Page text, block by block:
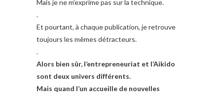
Mais je ne m’exprime pas sur la technique.
.
Et pourtant, à chaque publication, je retrouve
toujours les mêmes détracteurs.
.
Alors bien sûr, l’entrepreneuriat et l’Aikido
sont deux univers différents.
Mais quand l’un accueille de nouvelles